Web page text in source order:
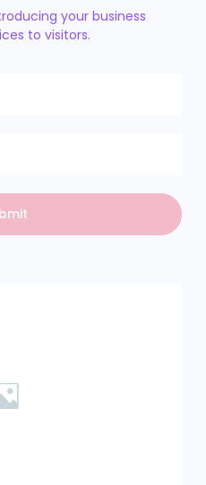
your business
to visitors.